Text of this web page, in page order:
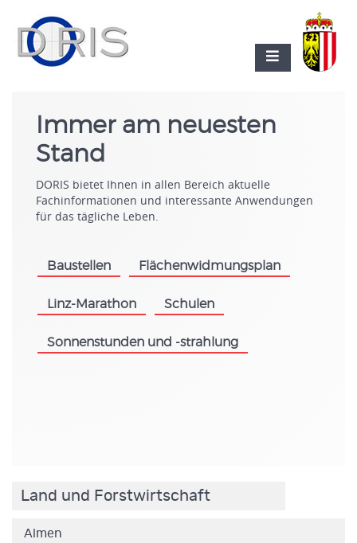
Immer am neuesten
Stand
DORIS bietet Ihnen in allen Bereich aktuelle
Fachinformationen und interessante Anwendungen
für das tägliche Leben.
Baustellen Flächenwidmungsplan
Linz-Marathon Schulen
Sonnenstunden und -strahlung
Land und Forstwirtschaft
Almen